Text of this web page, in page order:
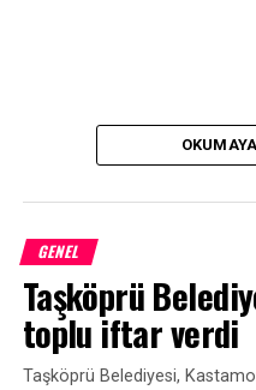
GENEL
Taşköprü
toplu iftar verdi
Taşköprü Belediyesi,